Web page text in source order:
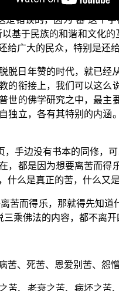
就是由中亚大食称西藏
是错误的，因为“蕃”这
基于民族的和谐和文化
给广大的民众，特别是还
脱日年赞的时代，就已
的衔接上，我们可以这
世的佛学研究之中，最
独立，各有其特别的内
，手边没有书本的同修，
，都是因为想要离苦而
么是真正的苦，什么又是
苦而得乐，那就得先知
乘佛法的内容，都不离开
苦、死苦、恩爱别苦、怨
苦、老衰之苦、病坏之